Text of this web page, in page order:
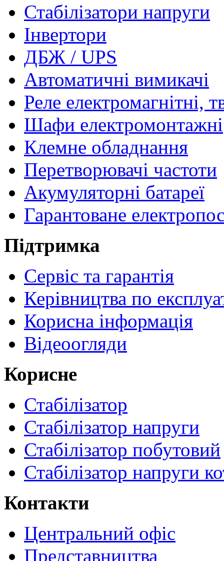
Стабілізатори напруги
Інвертори
ДБЖ / UPS
Автоматичні вимикачі
Реле електромагнітні,
Шафи електромонтажні
Клемне обладнання
Перетворювачі частоти
Акумуляторні батареї
Гарантоване
Підтримка
Сервіс та гарантія
Керівництва по
Корисна інформація
Відеоогляди
Корисне
Стабілізатор
Стабілізатор напруги
Стабілізатор побутовий
Стабілізатор напруги
Контакти
Центральний офіс
Представництва